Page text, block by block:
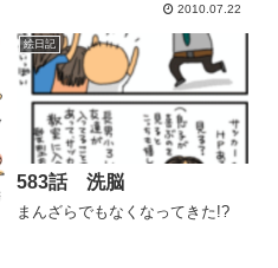
2010.07.22
絵日記
583話 洗脳
まんざらでもなくなってきた!?